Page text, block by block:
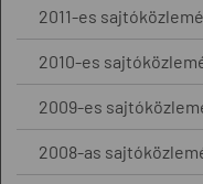
2011-es
2010-es
2009-es
2008-as